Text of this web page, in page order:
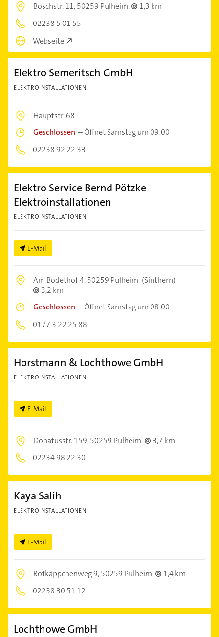
Boschstr. 11,50259 Pulheim
1,3 km
02238 5 01 55
Webseite
Elektro Semeritsch GmbH
ELEKTROINSTALLATIONEN
Hauptstr. 68
Geschlossen –Öffnet Samstag um 09:00
02238 92 22 33
Elektro Service Bernd Pötzke
Elektroinstallationen
ELEKTROINSTALLATIONEN
E-Mail
Am Bodethof 4,50259 Pulheim (Sinthern)
3,2 km
Geschlossen –Öffnet Samstag um 08:00
0177 3 22 25 88
Horstmann & Lochthowe GmbH
ELEKTROINSTALLATIONEN
E-Mail
Donatusstr. 159,50259 Pulheim
3,7 km
02234 98 22 30
Kaya Salih
ELEKTROINSTALLATIONEN
E-Mail
Rotkäppchenweg 9,50259 Pulheim
1,4 km
02238 30 51 12
Lochthowe GmbH